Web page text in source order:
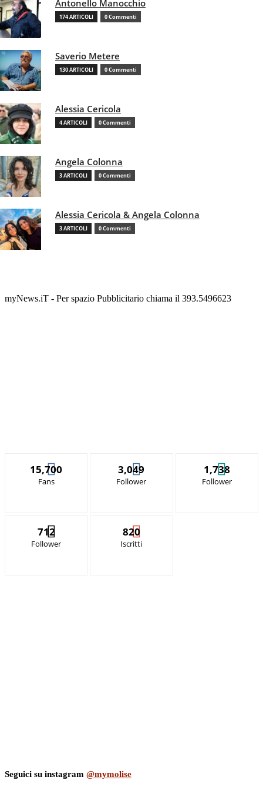
Antonello Manocchio
174 ARTICOLI 0 Commenti
Saverio Metere
130 ARTICOLI 0 Commenti
Alessia Cericola
4 ARTICOLI 0 Commenti
Angela Colonna
3 ARTICOLI 0 Commenti
Alessia Cericola & Angela Colonna
3 ARTICOLI 0 Commenti
myNews.iT - Per spazio Pubblicitario chiama il 393.5496623
15,700
Fans
3,049
Follower
1,738
Follower
712
Follower
820
Iscritti
Seguici su instagram @mymolise